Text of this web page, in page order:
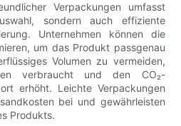
Verpackungen umfasst
sondern auch effiziente
Unternehmen können die
um das Produkt passgenau
Volumen zu vermeiden,
verbraucht und den CO₂-
erhöht. Leichte Verpackungen
bei und gewährleisten
Produkts.